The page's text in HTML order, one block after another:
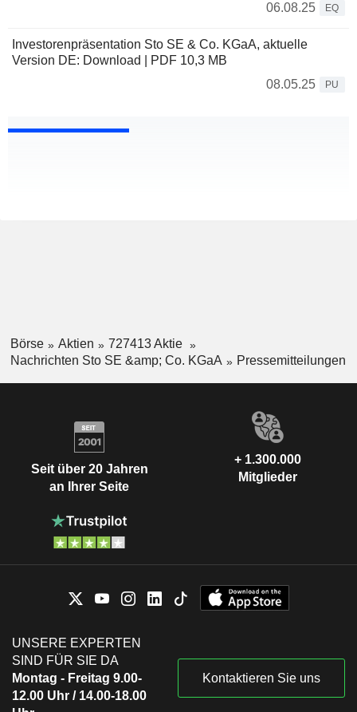
06.08.25
EQ
Investorenpräsentation Sto SE & Co. KGaA, aktuelle
Version DE: Download | PDF 10,3 MB
08.05.25
PU
Börse Aktien
727413 Aktie
Nachrichten Sto SE &amp; Co. KGaA
Pressemitteilungen
Seit über 20 Jahren
an Ihrer Seite
+ 1.300.000
Mitglieder
UNSERE EXPERTEN
SIND FÜR SIE DA
Montag - Freitag 9.00-
12.00 Uhr / 14.00-18.00
Kontaktieren Sie uns